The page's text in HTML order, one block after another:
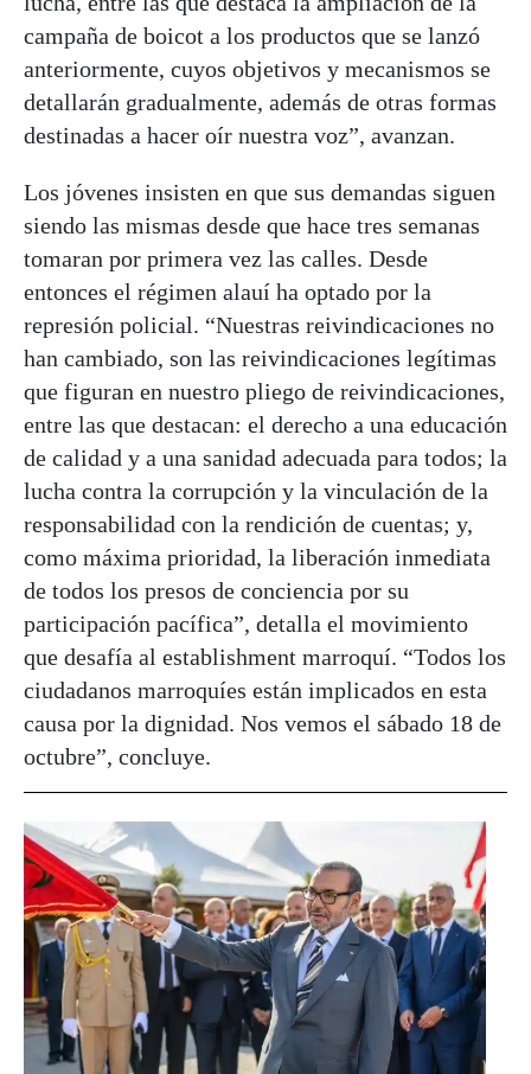
campaña de boicot a los productos que se lanzó
anteriormente, cuyos objetivos y mecanismos se
detallarán gradualmente, además de otras formas
destinadas a hacer oír nuestra voz”, avanzan.
Los jóvenes insisten en que sus demandas siguen
siendo las mismas desde que hace tres semanas
tomaran por primera vez las calles. Desde
entonces el régimen alauí ha optado por la
represión policial. “Nuestras reivindicaciones no
han cambiado, son las reivindicaciones legítimas
que figuran en nuestro pliego de reivindicaciones,
entre las que destacan: el derecho a una educación
de calidad y a una sanidad adecuada para todos; la
lucha contra la corrupción y la vinculación de la
responsabilidad con la rendición de cuentas; y,
como máxima prioridad, la liberación inmediata
de todos los presos de conciencia por su
participación pacífica”, detalla el movimiento
que desafía al establishment marroquí. “Todos los
ciudadanos marroquíes están implicados en esta
causa por la dignidad. Nos vemos el sábado 18 de
octubre”, concluye.